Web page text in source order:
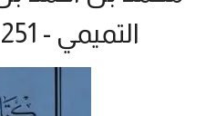
التميمي - 251 - 333 هجرية